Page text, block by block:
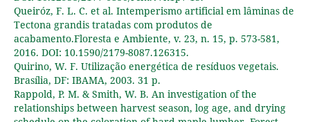
Queiróz, F. L. C. et al. Intemperismo artificial em lâminas de
Tectona grandis tratadas com produtos de
acabamento.Floresta e Ambiente, v. 23, n. 15, p. 573-581,
2016. DOI: 10.1590/2179-8087.126315.
Quirino, W. F. Utilização energética de resíduos vegetais.
Brasília, DF: IBAMA, 2003. 31 p.
Rappold, P. M. & Smith, W. B. An investigation of the
relationships between harvest season, log age, and drying